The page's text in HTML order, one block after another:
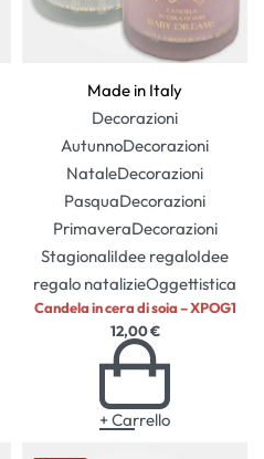
Made in Italy
Decorazioni
AutunnoDecorazioni
NataleDecorazioni
PasquaDecorazioni
PrimaveraDecorazioni
StagionaliIdee regaloIdee
regalo natalizieOggettistica
Candela in cera di soia – XPOG1
12,00€
+ Carrello